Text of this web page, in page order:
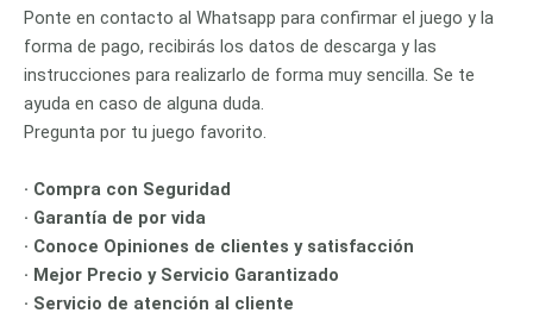
Ponte en contacto al Whatsapp para confirmar el juego y la
forma de pago, recibirás los datos de descarga y las
instrucciones para realizarlo de forma muy sencilla. Se te
ayuda en caso de alguna duda.
Pregunta por tu juego favorito.
· Compra con Seguridad
· Garantía de por vida
· Conoce Opiniones de clientes y satisfacción
· Mejor Precio y Servicio Garantizado
· Servicio de atención al cliente